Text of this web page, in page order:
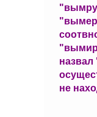
не